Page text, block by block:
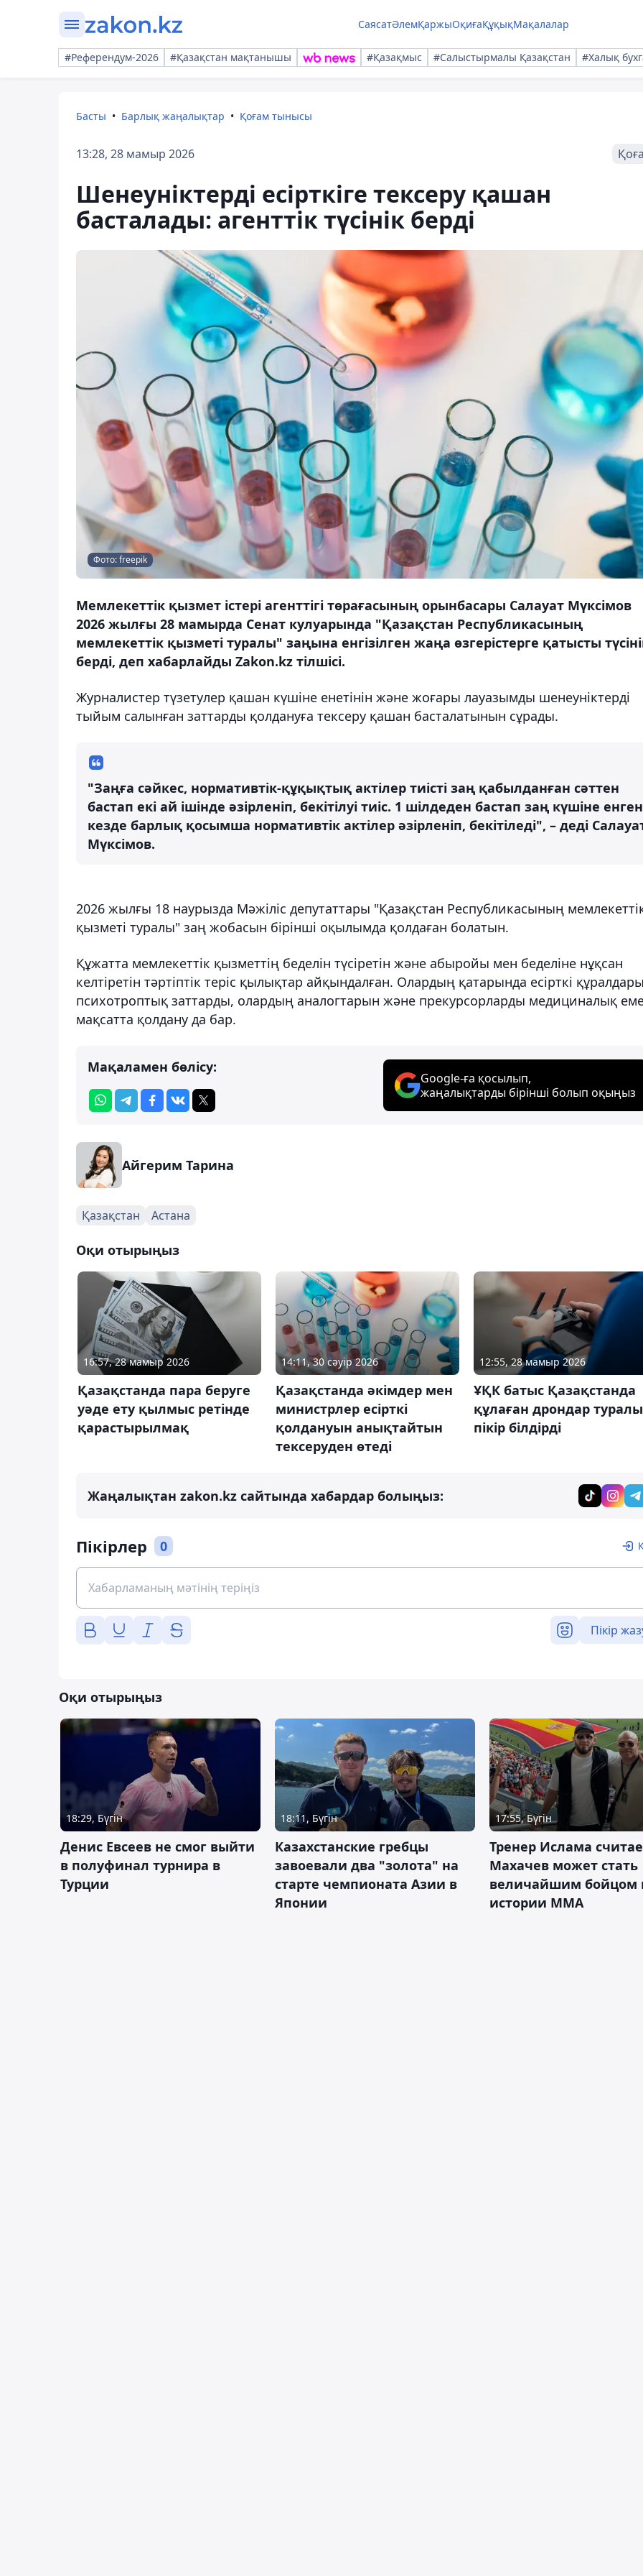
СаясатӘлемҚаржыОқиғаҚұқықМақалалар
#Референдум-2026 #Қазақстан мақтанышы #Қазақмыс #Салыстырмалы Қазақстан #Халық
Басты Барлық жаңалықтар Қоғам тынысы
13:28, 28 мамыр 2026
Шенеуніктерді есірткіге тексеру қашан
басталады: агенттік түсінік берді
Фото: freepik
Мемлекеттік қызмет істері агенттігі төрағасының орынбасары Салауат Мүксімов
2026 жылғы 28 мамырда Сенат кулуарында "Қазақстан Республикасының
мемлекеттік қызметі туралы" заңына енгізілген жаңа өзгерістерге қатысты
берді, деп хабарлайды Zakon.kz тілшісі.
Журналистер түзетулер қашан күшіне енетінін және жоғары лауазымды шенеуніктерді
тыйым салынған заттарды қолдануға тексеру қашан басталатынын сұрады.
"Заңға сәйкес, нормативтік-құқықтық актілер тиісті заң қабылданған сәттен
бастап екі ай ішінде әзірленіп, бекітілуі тиіс. 1 шілдеден бастап заң күшіне енген
кезде барлық қосымша нормативтік актілер әзірленіп, бекітіледі", – деді
Мүксімов.
2026 жылғы 18 наурызда Мәжіліс депутаттары "Қазақстан Республикасының
қызметі туралы" заң жобасын бірінші оқылымда қолдаған болатын.
Құжатта мемлекеттік қызметтің беделін түсіретін және абыройы мен беделіне нұқсан
келтіретін тәртіптік теріс қылықтар айқындалған. Олардың қатарында есірткі
психотроптық заттарды, олардың аналогтарын және прекурсорларды медициналық
мақсатта қолдану да бар.
Мақаламен бөлісу:
Google-ға қосылып,
жаңалықтарды бірінші болып оқыңыз
Айгерим Тарина
Қазақстан Астана
Оқи отырыңыз
16:57, 28 мамыр 2026
Қазақстанда пара беруге
уәде ету қылмыс ретінде
қарастырылмақ
14:11, 30 сәуір 2026
Қазақстанда әкімдер мен
министрлер есірткі
қолдануын анықтайтын
тексеруден өтеді
12:55, 28 мамыр 2026
ҰҚК батыс Қазақстанда
құлаған дрондар туралы
пікір білдірді
Жаңалықтан zakon.kz сайтында хабардар болыңыз:
Пікірлер 0
Пікір
Оқи отырыңыз
18:29, Бүгін
Денис Евсеев не смог выйти
в полуфинал турнира в
Турции
18:11, Бүгін
Казахстанские гребцы
завоевали два "золота" на
старте чемпионата Азии в
Японии
17:55, Бүгін
Тренер Ислама
Махачев может стать
величайшим бойцом
истории ММА